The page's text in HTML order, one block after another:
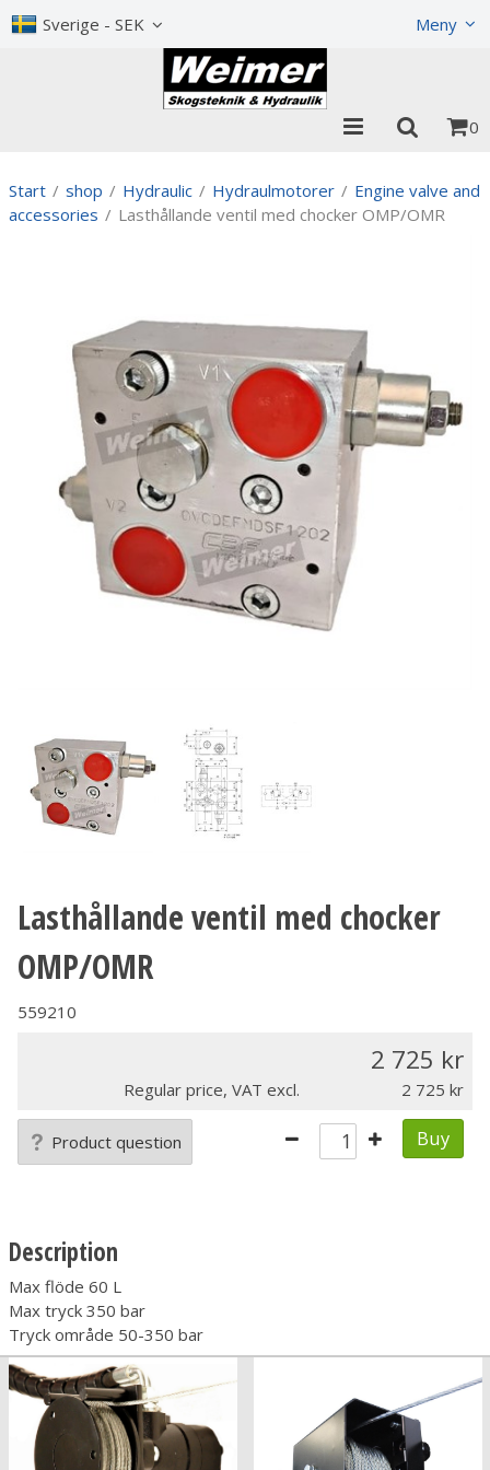
Sverige - SEK Meny
0
Start / shop / Hydraulic / Hydraulmotorer / Engine valve and
accessories / Lasthållande ventil med chocker OMP/OMR
Lasthållande ventil med chocker
OMP/OMR
559210
2 725
Regular price, VAT excl. 2 725
Product question Buy
Description
Max flöde 60 L
Max tryck 350 bar
Tryck område 50-350 bar